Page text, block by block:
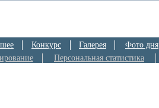
Конкурс Галерея Фото дня
Персональная статистика